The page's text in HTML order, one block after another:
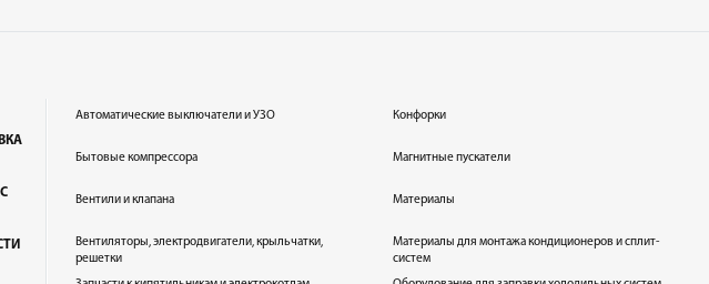
Автоматические выключатели и УЗО
Бытовые компрессора
Вентили и клапана
Вентиляторы, электродвигатели, крыльчатки,
решетки
Конфорки
Магнитные пускатели
Материалы
Материалы для монтажа кондиционеров и сплит-
систем